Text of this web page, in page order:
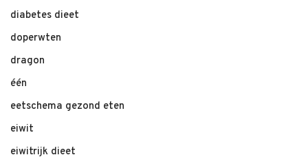
diabetes dieet
doperwten
dragon
één
eetschema gezond eten
eiwit
eiwitrijk dieet